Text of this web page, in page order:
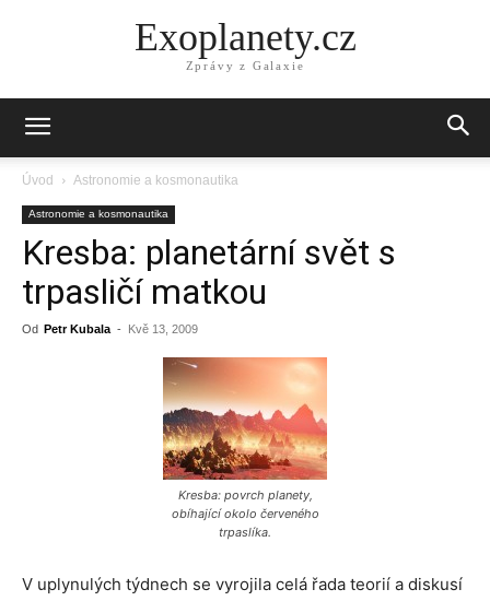
Exoplanety.cz
Zprávy z Galaxie
Úvod Astronomie a kosmonautika
Astronomie a kosmonautika
Kresba: planetární svět s
trpasličí matkou
Od Petr Kubala - Kvě 13, 2009
Kresba: povrch planety,
obíhající okolo červeného
trpaslíka.
V uplynulých týdnech se vyrojila celá řada teorií a diskusí